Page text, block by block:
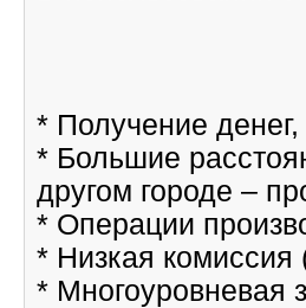
* Получение
* Большие
другом городе –
* Операции
* Низкая комиссия
* Многоуровневая